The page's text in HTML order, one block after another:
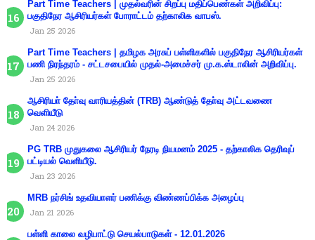
Part Time Teachers | முதல்வரின் சிறப்பு மதிப்பெண்கள் அறிவிப்பு:
பகுதிநேர ஆசிரியர்கள் போராட்டம் தற்காலிக வாபஸ்.
Jan 25 2026
Part Time Teachers | தமிழக அரசுப் பள்ளிகளில் பகுதிநேர ஆசிரியர்கள்
பணி நிரந்தரம் - சட்டசபையில் முதல்-அமைச்சர் மு.க.ஸ்டாலின் அறிவிப்பு.
Jan 25 2026
ஆசிரியா் தோ்வு வாரியத்தின் (TRB) ஆண்டுத் தோ்வு அட்டவணை
வெளியீடு
Jan 24 2026
PG TRB முதுகலை ஆசிரியர் நேரடி நியமனம் 2025 - தற்காலிக தெரிவுப்
பட்டியல் வெளியீடு.
Jan 23 2026
MRB நர்சிங் உதவியாளர் பணிக்கு விண்ணப்பிக்க அழைப்பு
Jan 21 2026
பள்ளி காலை வழிபாட்டு செயல்பாடுகள் - 12.01.2026